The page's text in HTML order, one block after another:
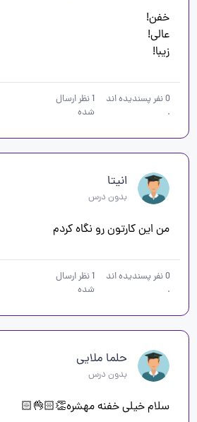
زیبا!
0نفر پسندیده اند
.
1نظر ارسال
شده
انیتا
بدون درس
من این کارتون رو نگاه کردم
0نفر پسندیده اند
.
1نظر ارسال
شده
حلما ملایی
بدون درس
سلام خیلی خفنه مهشره👏🏻👌🏻